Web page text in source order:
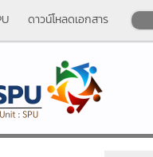
ดาวน์โหลดเอกสาร